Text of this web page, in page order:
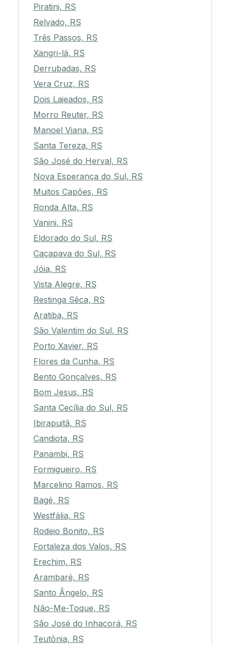
Piratini, RS
Relvado, RS
Três Passos, RS
Xangri-lá, RS
Derrubadas, RS
Vera Cruz, RS
Dois Lajeados, RS
Morro Reuter, RS
Manoel Viana, RS
Santa Tereza, RS
São José do Herval, RS
Nova Esperança do Sul, RS
Muitos Capões, RS
Ronda Alta, RS
Vanini, RS
Eldorado do Sul, RS
Caçapava do Sul, RS
Jóia, RS
Vista Alegre, RS
Restinga Sêca, RS
Aratiba, RS
São Valentim do Sul, RS
Porto Xavier, RS
Flores da Cunha, RS
Bento Gonçalves, RS
Bom Jesus, RS
Santa Cecília do Sul, RS
Ibirapuitã, RS
Candiota, RS
Panambi, RS
Formigueiro, RS
Marcelino Ramos, RS
Bagé, RS
Westfália, RS
Rodeio Bonito, RS
Fortaleza dos Valos, RS
Erechim, RS
Arambaré, RS
Santo Ângelo, RS
Não-Me-Toque, RS
São José do Inhacorá, RS
Teutônia, RS